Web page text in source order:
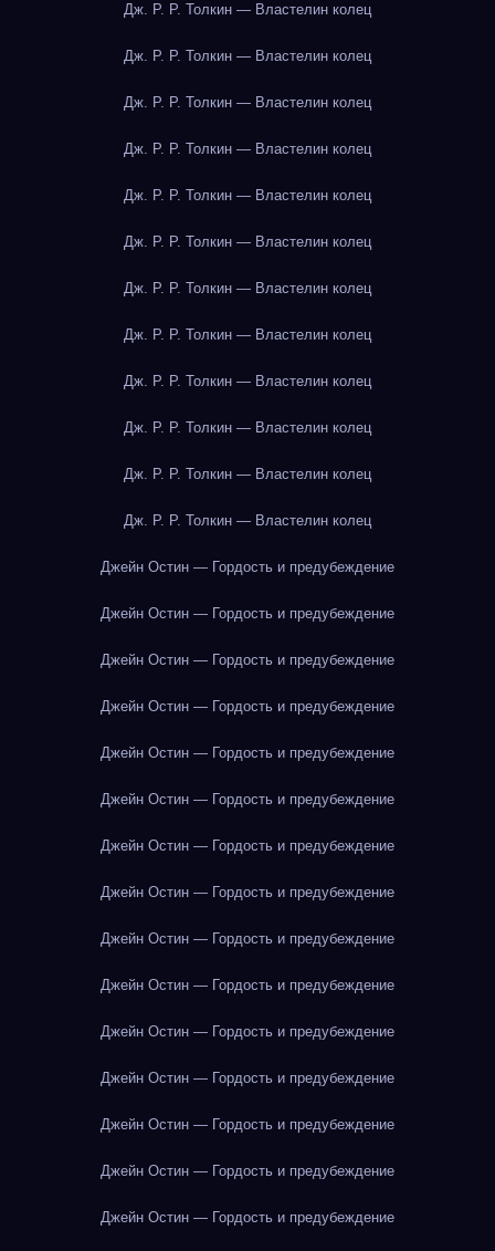
Дж. Р. Р. Толкин — Властелин колец
Дж. Р. Р. Толкин — Властелин колец
Дж. Р. Р. Толкин — Властелин колец
Дж. Р. Р. Толкин — Властелин колец
Дж. Р. Р. Толкин — Властелин колец
Дж. Р. Р. Толкин — Властелин колец
Дж. Р. Р. Толкин — Властелин колец
Дж. Р. Р. Толкин — Властелин колец
Дж. Р. Р. Толкин — Властелин колец
Дж. Р. Р. Толкин — Властелин колец
Дж. Р. Р. Толкин — Властелин колец
Дж. Р. Р. Толкин — Властелин колец
Джейн Остин — Гордость и предубеждение
Джейн Остин — Гордость и предубеждение
Джейн Остин — Гордость и предубеждение
Джейн Остин — Гордость и предубеждение
Джейн Остин — Гордость и предубеждение
Джейн Остин — Гордость и предубеждение
Джейн Остин — Гордость и предубеждение
Джейн Остин — Гордость и предубеждение
Джейн Остин — Гордость и предубеждение
Джейн Остин — Гордость и предубеждение
Джейн Остин — Гордость и предубеждение
Джейн Остин — Гордость и предубеждение
Джейн Остин — Гордость и предубеждение
Джейн Остин — Гордость и предубеждение
Джейн Остин — Гордость и предубеждение